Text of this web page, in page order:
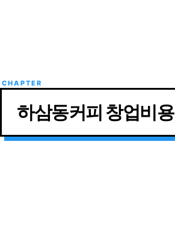
하삼동커피 창업비용